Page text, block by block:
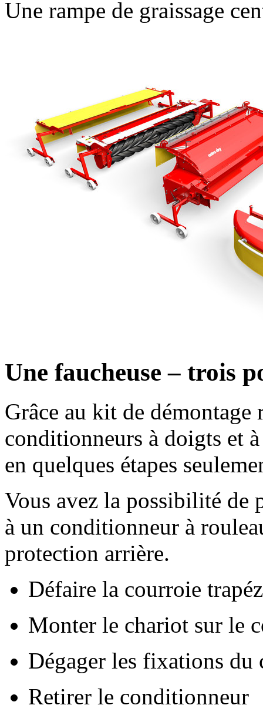
Une rampe de graissage
Une faucheuse – trois
Grâce au kit de
conditionneurs à doigts et
en quelques étapes
Vous avez la possibilité de
à un conditionneur à
protection arrière.
Défaire la courroie
Monter le chariot sur le
Dégager les fixations
Retirer le conditionneur